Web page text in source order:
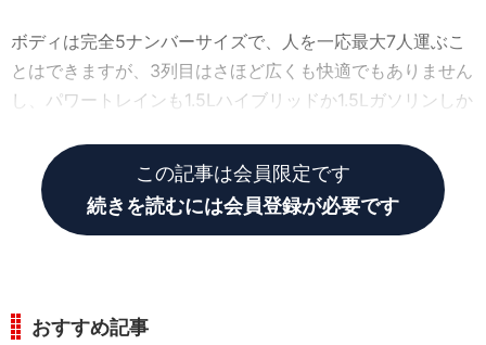
ボディは完全5ナンバーサイズで、人を一応最大7人運ぶこ
とはできますが、3列目はさほど広くも快適でもありません
し、パワートレインも1.5Lハイブリッドか1.5Lガソリンしか
この記事は会員限定です
続きを読むには会員登録が必要です
おすすめ記事